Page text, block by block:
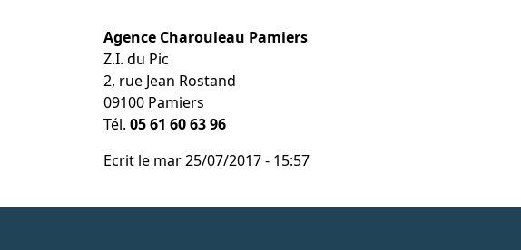
Agence Charouleau Pamiers
Z.I. du Pic
2, rue Jean Rostand
09100 Pamiers
Tél. 05 61 60 63 96
Ecrit le mar 25/07/2017 - 15:57